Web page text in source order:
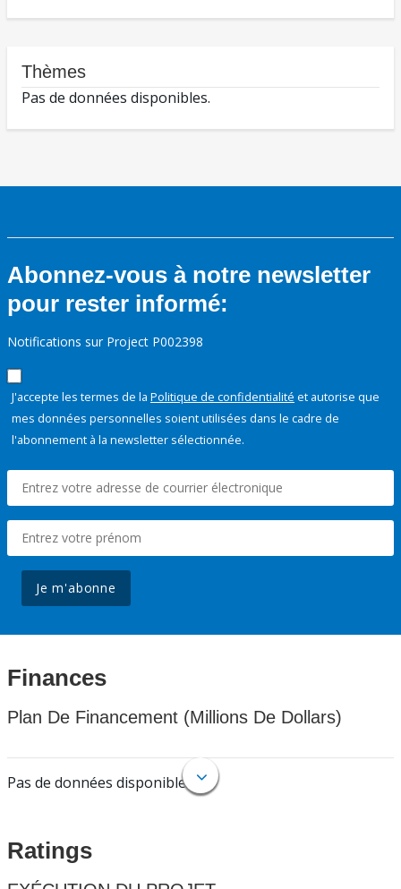
Thèmes
Pas de données disponibles.
Abonnez-vous à notre newsletter
pour rester informé:
Notifications sur Project P002398
J'accepte les termes de la Politique de confidentialité et autorise que
mes données personnelles soient utilisées dans le cadre de
l'abonnement à la newsletter sélectionnée.
Je m'abonne
Finances
Plan De Financement (Millions De Dollars)
Pas de données disponibles.
Ratings